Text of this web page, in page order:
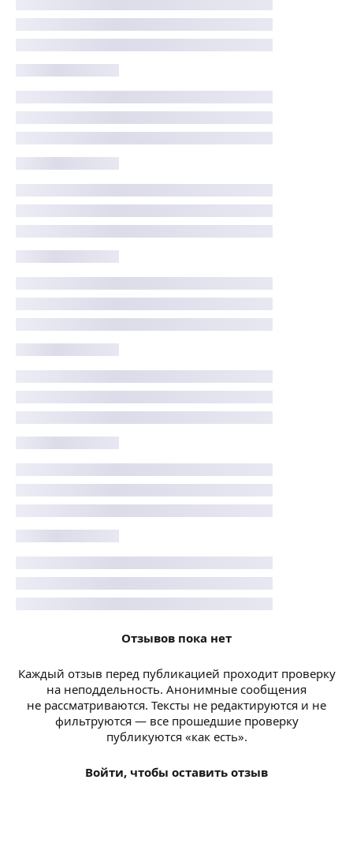
Отзывов пока нет
Каждый отзыв перед публикацией проходит проверку
на неподдельность. Анонимные сообщения
не рассматриваются. Тексты не редактируются и не
фильтруются — все прошедшие проверку
публикуются «как есть».
Войти, чтобы оставить отзыв